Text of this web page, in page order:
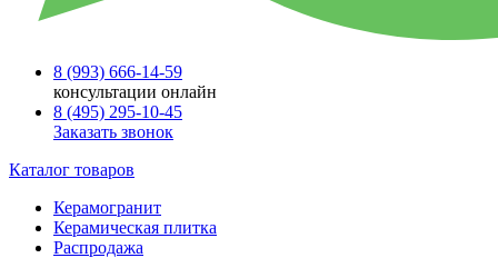
8 (993) 666-14-59
консультации онлайн
8 (495) 295-10-45
Заказать звонок
Каталог товаров
Керамогранит
Керамическая плитка
Распродажа